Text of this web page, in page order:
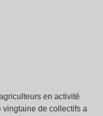
en activité
vingtaine de collectifs a